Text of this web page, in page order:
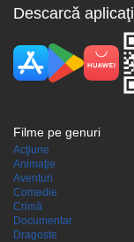
Descarcă
Filme pe genuri
Acţiune
Animaţie
Aventuri
Comedie
Crimă
Documentar
Dragoste